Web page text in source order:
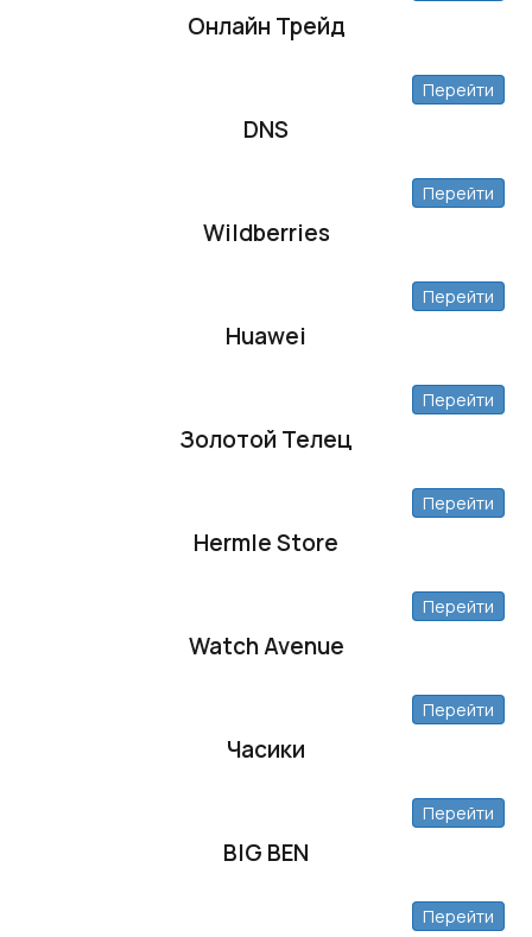
Онлайн Трейд
DNS
Перейти
Wildberries
Перейти
Huawei
Перейти
Золотой Телец
Перейти
Hermle Store
Перейти
Watch Avenue
Перейти
Часики
Перейти
BIG BEN
Перейти
Перейти